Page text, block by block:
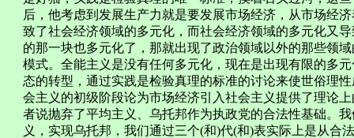
后，他考虑到发展生产力就是要发展市场经济，从市场经
致了社会经济领域的多元化，而社会经济领域的多元化又
的那一块也多元化了，那就出现了政治领域以外的那些领
模式。全能主义是没有任何多元化，现在是出现有限的多
态的转型，通过实践是检验真理的标准的讨论来使世俗理
会主义的初级阶段论为市场经济引入社会主义提供了理论
者说抛弃了平均主义、乌托邦作为执政党的合法性基础。
义，实现乌托邦，我们通过三个(和)代(和)表实际上是从合